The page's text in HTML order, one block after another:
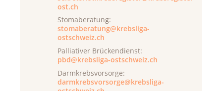
ost.ch
Stomaberatung:
stomaberatung@krebsliga-
ostschweiz.ch
Palliativer Brückendienst:
pbd@krebsliga-ostschweiz.ch
Darmkrebsvorsorge:
darmkrebsvorsorge@krebsliga-